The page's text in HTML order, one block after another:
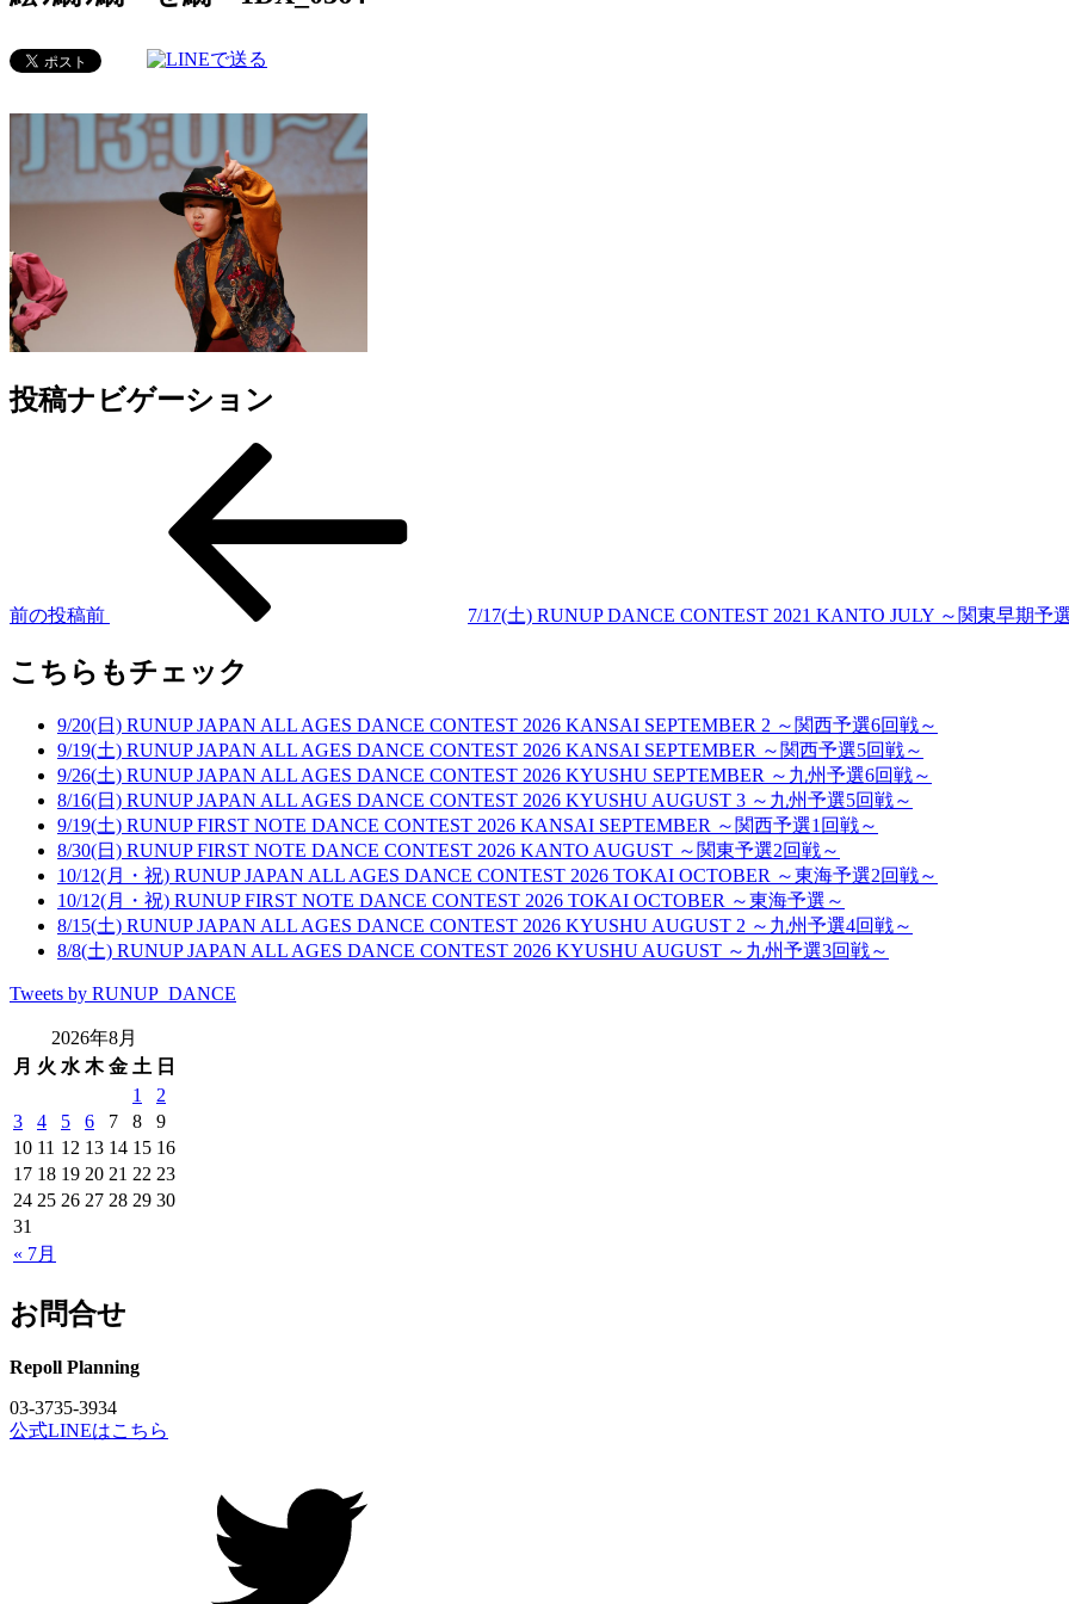
投稿ナビゲーション
前の投稿前 7/17(土) RUNUP DANCE CONTEST 2021 KANTO JULY ～関東早期予
こちらもチェック
9/20(日) RUNUP JAPAN ALL AGES DANCE CONTEST 2026 KANSAI SEPTEMBER 2 ～関西予選6回戦～
9/19(土) RUNUP JAPAN ALL AGES DANCE CONTEST 2026 KANSAI SEPTEMBER ～関西予選5回戦～
9/26(土) RUNUP JAPAN ALL AGES DANCE CONTEST 2026 KYUSHU SEPTEMBER ～九州予選6回戦～
8/16(日) RUNUP JAPAN ALL AGES DANCE CONTEST 2026 KYUSHU AUGUST 3 ～九州予選5回戦～
9/19(土) RUNUP FIRST NOTE DANCE CONTEST 2026 KANSAI SEPTEMBER ～関西予選1回戦～
8/30(日) RUNUP FIRST NOTE DANCE CONTEST 2026 KANTO AUGUST ～関東予選2回戦～
10/12(月・祝) RUNUP JAPAN ALL AGES DANCE CONTEST 2026 TOKAI OCTOBER ～東海予選2回戦～
10/12(月・祝) RUNUP FIRST NOTE DANCE CONTEST 2026 TOKAI OCTOBER ～東海予選～
8/15(土) RUNUP JAPAN ALL AGES DANCE CONTEST 2026 KYUSHU AUGUST 2 ～九州予選4回戦～
8/8(土) RUNUP JAPAN ALL AGES DANCE CONTEST 2026 KYUSHU AUGUST ～九州予選3回戦～
Tweets by RUNUP_DANCE
2026年8月
月 火 水 木 金 土 日
« 7月
1
2
3
4 5 6 7 8
9
10 11 12 13 14 15 16
17 18 19 20 21 22 23
24 25 26 27 28 29 30
31
お問合せ
Repoll Planning
03-3735-3934
公式LINEはこちら